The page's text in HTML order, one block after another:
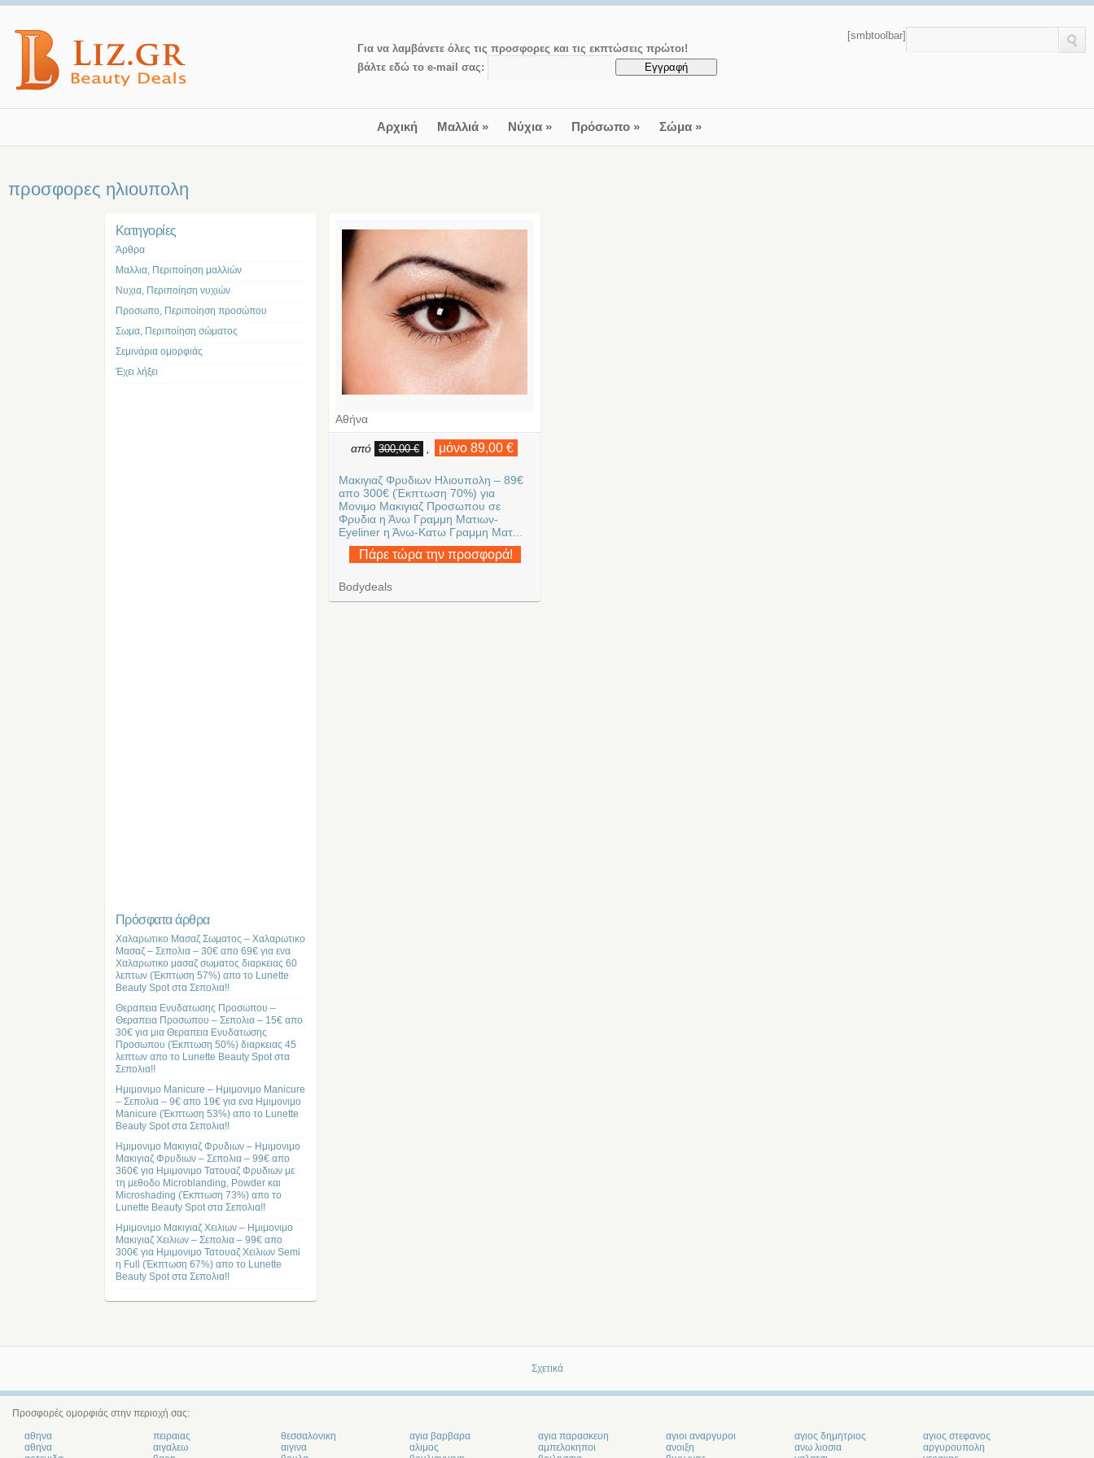
Για να λαμβάνετε όλες τις προσφορες και τις εκπτώσεις πρώτοι!
βάλτε εδώ το e-mail σας:
[smbtoolbar]
Αρχική Μαλλιά» Νύχια» Πρόσωπο» Σώμα»
προσφορες ηλιουπολη
Kατηγορίες
Άρθρα
Μαλλια, Περιποίηση μαλλιών
Νυχια, Περιποίηση νυχιών
Προσωπο, Περιποίηση προσώπου
Σωμα, Περιποίηση σώματος
Σεμινάρια ομορφιάς
Έχει λήξει
Πρόσφατα άρθρα
Χαλαρωτικο Μασαζ Σωματος – Χαλαρωτικο
Μασαζ – Σεπολια – 30€ απο 69€ για ενα
Χαλαρωτικο μασαζ σωματος διαρκειας 60
λεπτων (Έκπτωση 57%) απο το Lunette
Beauty Spot στα Σεπολια!!
Θεραπεια Ενυδατωσης Προσωπου –
Θεραπεια Προσωπου – Σεπολια – 15€ απο
30€ για μια Θεραπεια Ενυδατωσης
Προσωπου (Έκπτωση 50%) διαρκειας 45
λεπτων απο το Lunette Beauty Spot στα
Σεπολια!!
Ημιμονιμο Manicure – Ημιμονιμο Manicure
– Σεπολια – 9€ απο 19€ για ενα Ημιμονιμο
Manicure (Έκπτωση 53%) απο το Lunette
Beauty Spot στα Σεπολια!!
Ημιμονιμο Μακιγιαζ Φρυδιων – Ημιμονιμο
Μακιγιαζ Φρυδιων – Σεπολια – 99€ απο
360€ για Ημιμονιμο Τατουαζ Φρυδιων με
τη μεθοδο Microblanding, Powder και
Microshading (Έκπτωση 73%) απο το
Lunette Beauty Spot στα Σεπολια!!
Ημιμονιμο Μακιγιαζ Χειλιων – Ημιμονιμο
Μακιγιαζ Χειλιων – Σεπολια – 99€ απο
300€ για Ημιμονιμο Τατουαζ Χειλιων Semi
η Full (Έκπτωση 67%) απο το Lunette
Beauty Spot στα Σεπολια!!
Αθήνα
από 300,00 € , μόνο 89,00 €
Μακιγιαζ Φρυδιων Ηλιουπολη – 89€
απο 300€ (Έκπτωση 70%) για
Μονιμο Μακιγιαζ Προσωπου σε
Φρυδια η Άνω Γραμμη Ματιων-
Eyeliner η Άνω-Κατω Γραμμη Ματ...
Πάρε τώρα την προσφορά!
Bodydeals
Σχετικά
Προσφορές ομορφιάς στην περιοχή σας:
αθηνα
πειραιας θεσσαλονικη αγια βαρβαρα αγια παρασκευη αγιοι αναργυροι αγιος δημητριος
αγιος στεφανος
αθηνα
αιγαλεω αιγινα αλιμος αμπελοκηποι ανοιξη ανω λιοσια
αργυρουπολη